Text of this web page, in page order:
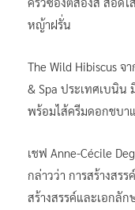
หญ้าฝรั่น
The Wild Hibiscus จ
& Spa ประเทศเบนิ
พร้อมไส้ครีมดอกชบา
เชฟ Anne-Cécile
กล่าวว่า การสร้างสร
สร้างสรรค์และเอกลัก